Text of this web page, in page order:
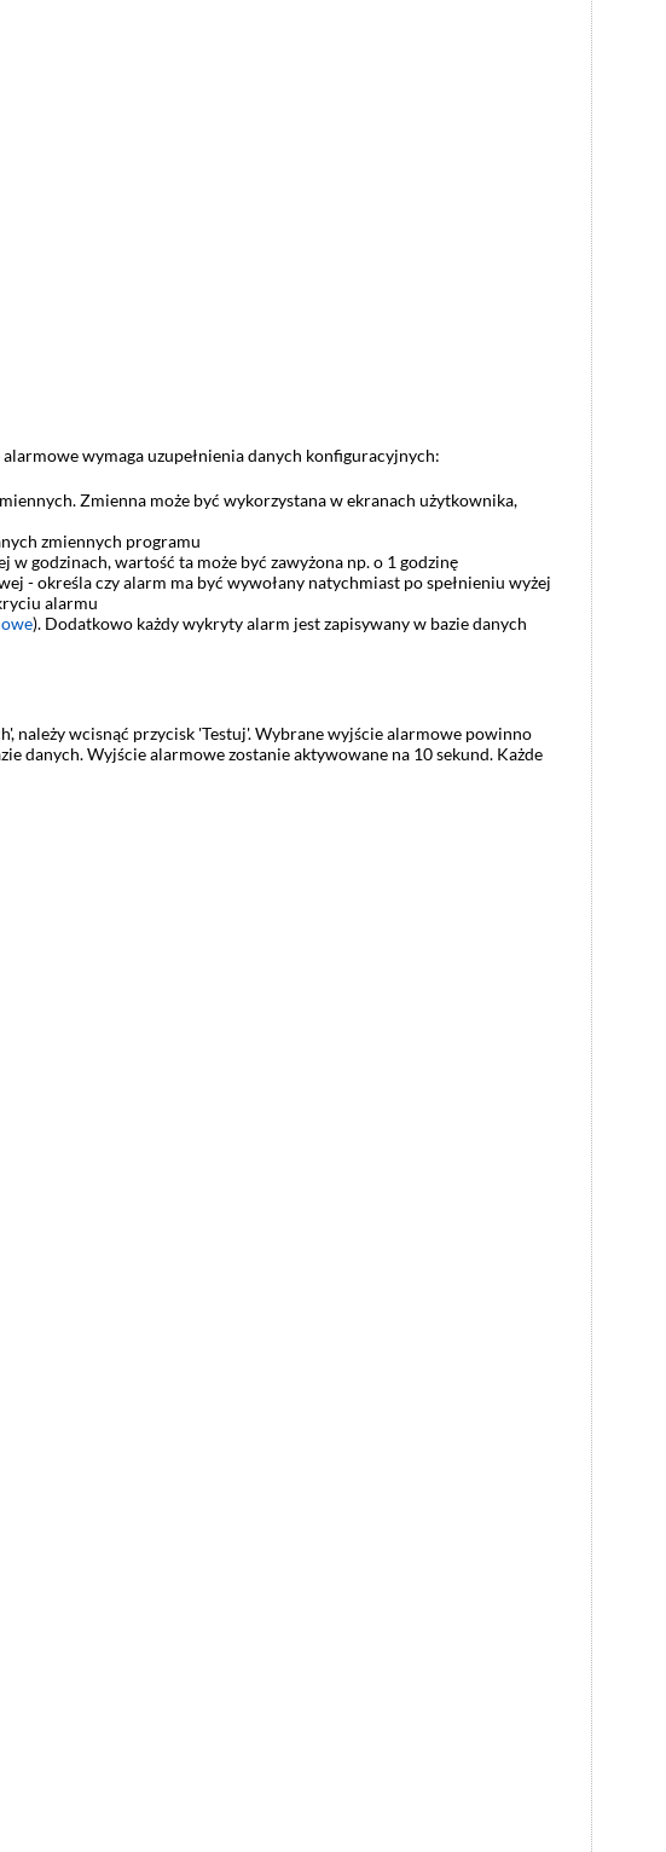
wymaga uzupełnienia danych konfiguracyjnych:
Zmienna może być wykorzystana w ekranach użytkownika,
zmiennych programu
godzinach, wartość ta może być zawyżona np. o 1 godzinę
- określa czy alarm ma być wywołany natychmiast po spełnieniu wyżej
alarmu
). Dodatkowo każdy wykryty alarm jest zapisywany w bazie danych
należy wcisnąć przycisk 'Testuj'. Wybrane wyjście alarmowe powinno
danych. Wyjście alarmowe zostanie aktywowane na 10 sekund. Każde